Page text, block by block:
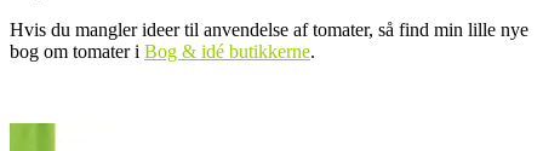
Hvis du mangler ideer til anvendelse af tomater, så find min lille nye
bog om tomater i Bog & idé butikkerne.